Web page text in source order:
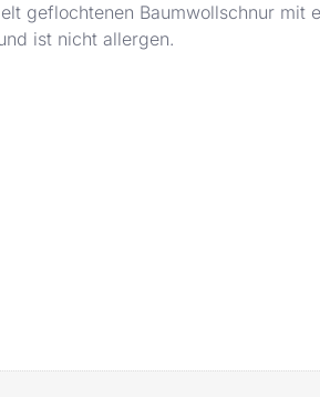
geflochtenen Baumwollschnur mit
ist nicht allergen.